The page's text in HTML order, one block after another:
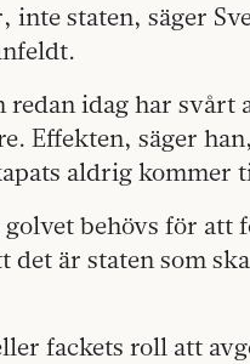
inte staten, säger
redan idag har
Effekten, säger
aldrig kommer
behövs för
är staten som
fackets roll att